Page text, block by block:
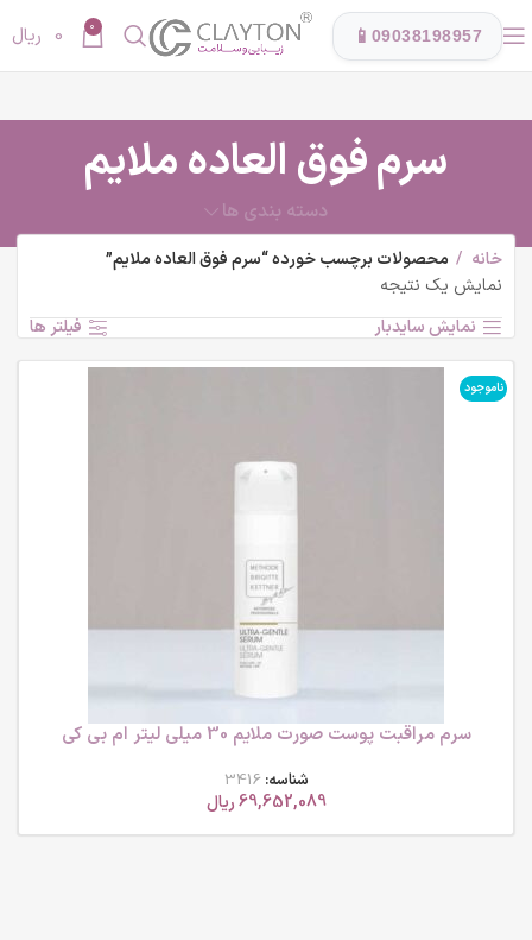
📱 09038198957
0
0 ریال
سرم فوق العاده ملایم
دسته بندی ها
خانه
محصولات برچسب خورده “سرم فوق العاده ملایم”
نمایش یک نتیجه
نمایش سایدبار
فیلتر ها
ناموجود
سرم مراقبت پوست صورت ملایم 30 میلی لیتر ام بی کی
شناسه: 3416
69,652,089ریال